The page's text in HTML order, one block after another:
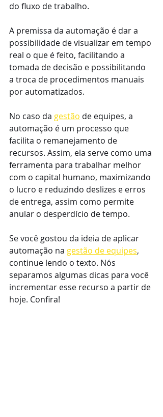
do fluxo de trabalho.
A premissa da automação é dar a
possibilidade de visualizar em tempo
real o que é feito, facilitando a
tomada de decisão e possibilitando
a troca de procedimentos manuais
por automatizados.
No caso da gestão de equipes, a
automação é um processo que
facilita o remanejamento de
recursos. Assim, ela serve como uma
ferramenta para trabalhar melhor
com o capital humano, maximizando
o lucro e reduzindo deslizes e erros
de entrega, assim como permite
anular o desperdício de tempo.
Se você gostou da ideia de aplicar
automação na gestão de equipes,
continue lendo o texto. Nós
separamos algumas dicas para você
incrementar esse recurso a partir de
hoje. Confira!